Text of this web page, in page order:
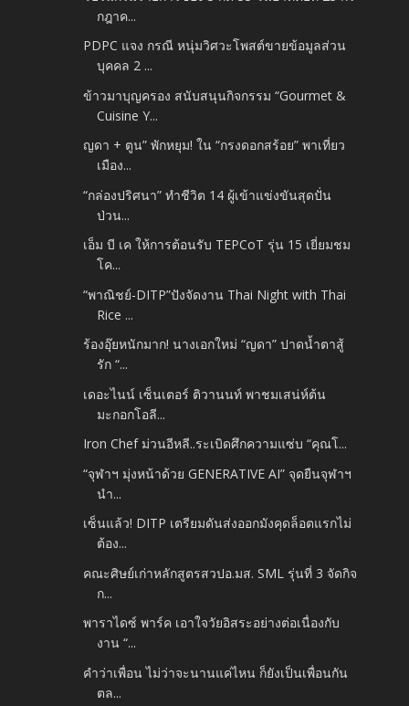
กฎาค...
PDPC แจง กรณี หนุ่มวิศวะโพสต์ขายข้อมูลส่วน
บุคคล 2 ...
ข้าวมาบุญครอง สนับสนุนกิจกรรม “Gourmet &
Cuisine Y...
ญดา + ตูน” พักหยุม! ใน “กรงดอกสร้อย” พาเที่ยว
เมือง...
“กล่องปริศนา” ทำชีวิต 14 ผู้เข้าแข่งขันสุดปั่น
ป่วน...
เอ็ม บี เค ให้การต้อนรับ TEPCoT รุ่น 15 เยี่ยมชม
โค...
“พาณิชย์-DITP”ปังจัดงาน Thai Night with Thai
Rice ...
ร้องอุ๊ยหนักมาก! นางเอกใหม่ “ญดา” ปาดน้ำตาสู้
รัก “...
เดอะไนน์ เซ็นเตอร์ ติวานนท์ พาชมเสน่ห์ต้น
มะกอกโอลี...
Iron Chef ม่วนอีหลี..ระเบิดศึกความแซ่บ “คุณโ...
“จุฬาฯ มุ่งหน้าด้วย GENERATIVE AI” จุดยืนจุฬาฯ
นำ...
เซ็นแล้ว! DITP เตรียมดันส่งออกมังคุดล็อตแรกไม่
ต้อง...
คณะศิษย์เก่าหลักสูตรสวปอ.มส. SML รุ่นที่ 3 จัดกิจ
ก...
พาราไดซ์ พาร์ค เอาใจวัยอิสระอย่างต่อเนื่องกับ
งาน “...
คำว่าเพื่อน ไม่ว่าจะนานแค่ไหน ก็ยังเป็นเพื่อนกัน
ตล...